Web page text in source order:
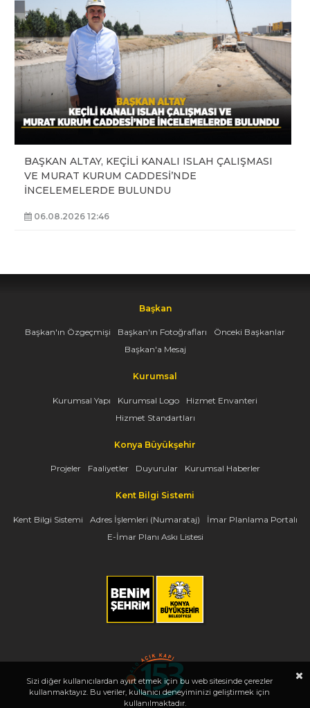
BAŞKAN ALTAY, KEÇİLİ KANALI ISLAH ÇALIŞMASI
VE MURAT KURUM CADDESİ’NDE
İNCELEMELERDE BULUNDU
06.08.2026 12:46
Başkan
Başkan'ın Özgeçmişi Başkan'ın Fotoğrafları
Önceki Başkanlar
Başkan'a Mesaj
Kurumsal
Kurumsal Yapı Kurumsal Logo
Hizmet Envanteri
Hizmet Standartları
Konya Büyükşehir
Projeler Faaliyetler Duyurular Kurumsal Haberler
Kent Bilgi Sistemi
Kent Bilgi Sistemi Adres İşlemleri (Numarataj)
İmar Planlama Portalı
E-İmar Planı Askı Listesi
Sizi diğer kullanıcılardan ayırt etmek için bu web sitesinde çerezler
kullanmaktayız. Bu veriler, kullanıcı deneyiminizi geliştirmek için
kullanılmaktadır.